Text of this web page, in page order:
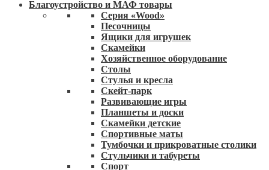
Благоустройство и МАФ товары
Серия «Wood»
Песочницы
Ящики для игрушек
Скамейки
Хозяйственное оборудование
Столы
Стулья и кресла
Скейт-парк
Развивающие игры
Планшеты и доски
Скамейки детские
Спортивные маты
Тумбочки и прикроватные столики
Стульчики и табуреты
Спорт